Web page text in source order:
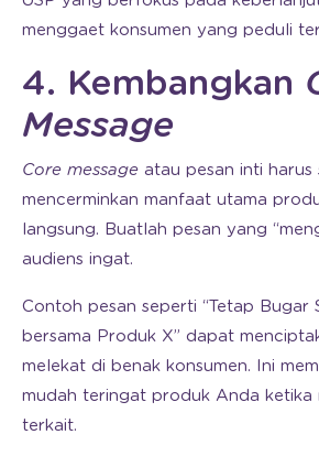
menggaet konsumen yang peduli
4. Kembangkan
Message
Core message atau pesan inti harus
mencerminkan manfaat utama
langsung. Buatlah pesan yang
audiens ingat.
Contoh pesan seperti “Tetap Bugar
bersama Produk X” dapat
melekat di benak konsumen. Ini
mudah teringat produk Anda ketika
terkait.